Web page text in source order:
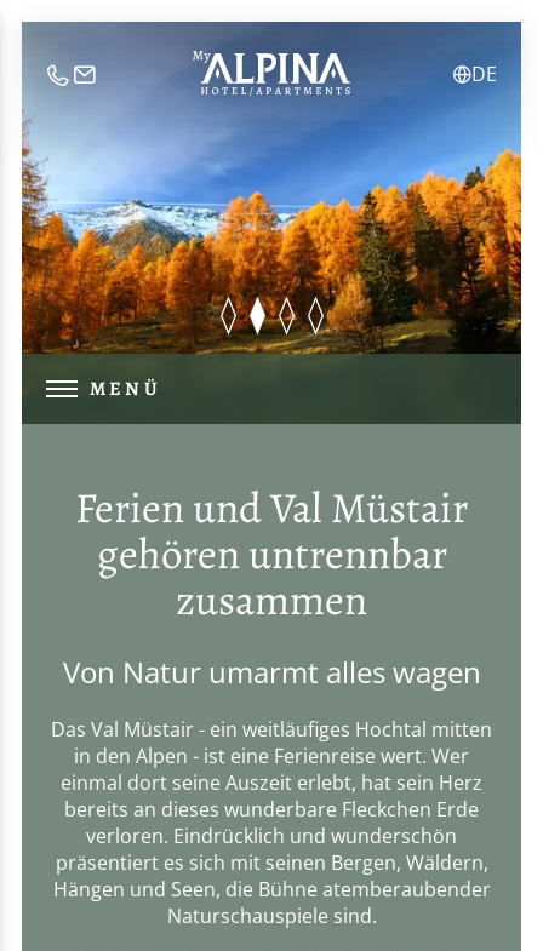
DE
IT
MENÜ
Ferien und Val Müstair
gehören untrennbar
zusammen
Von Natur umarmt alles wagen
Das Val Müstair - ein weitläufiges Hochtal mitten
in den Alpen - ist eine Ferienreise wert. Wer
einmal dort seine Auszeit erlebt, hat sein Herz
bereits an dieses wunderbare Fleckchen Erde
verloren. Eindrücklich und wunderschön
präsentiert es sich mit seinen Bergen, Wäldern,
Hängen und Seen, die Bühne atemberaubender
Naturschauspiele sind.